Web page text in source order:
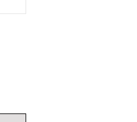
Belo Horizonte aprovou em 1º turno,
a disponibilização de
Sargento Jalyson (PL) disse que a